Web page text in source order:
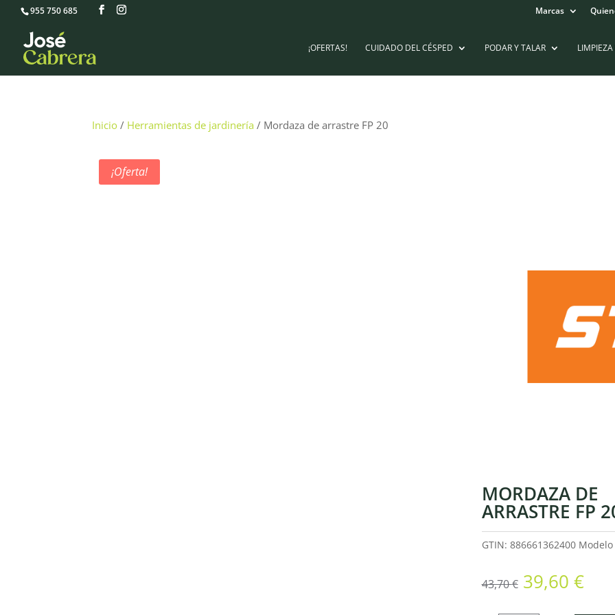
955 750 685 Marcas
¡OFERTAS! CUIDADO DEL CÉSPED PODAR Y TALAR LIMPIEZA
Inicio / Herramientas de jardinería / Mordaza de arrastre FP 20
¡Oferta!
MORDAZA DE
ARRASTRE FP
GTIN: 886661362400 Modelo
43,70€ El
precio
39,60 €El